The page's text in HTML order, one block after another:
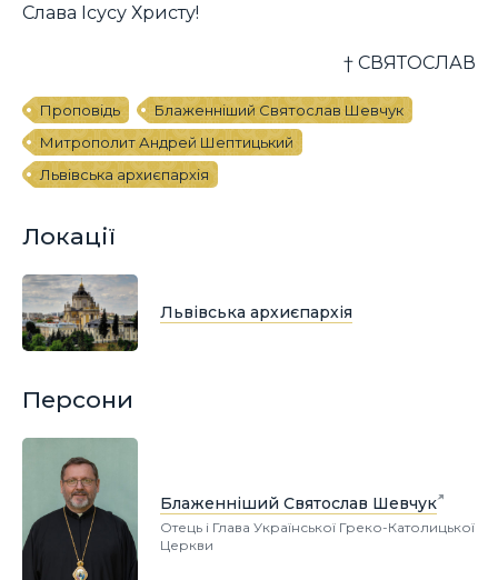
Слава Ісусу Христу!
† СВЯТОСЛАВ
Проповідь
Блаженніший Святослав Шевчук
Митрополит Андрей Шептицький
Львівська архиєпархія
Локації
Львівська архиєпархія
Персони
Блаженніший Святослав Шевчук
Отець і Глава Української Греко-Католицької
Церкви